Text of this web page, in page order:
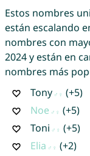
Estos nombres
están escalando
nombres con
2024 y están en
nombres más
Tony
(+5)
Noe
(+5)
Toni
(+5)
Elia
(+2)